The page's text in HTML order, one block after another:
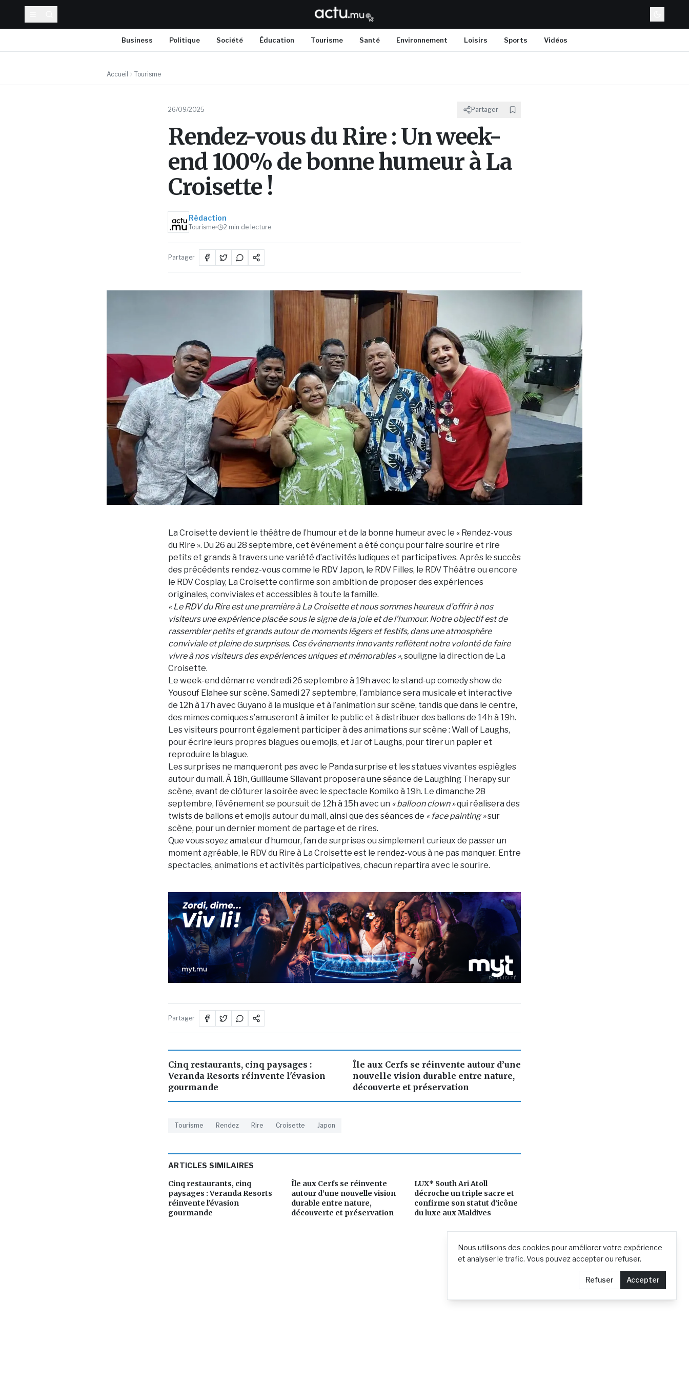
Business Politique Société Éducation Tourisme Santé Environnement Loisirs Sports Vidéos
Nous utilisons des cookies pour améliorer votre expérience
et analyser le trafic. Vous pouvez accepter ou refuser.
Refuser Accepter
Accueil Tourisme
26/09/2025 Partager
Rendez-vous du Rire : Un week-
end 100% de bonne humeur à La
Croisette !
Rédaction
Tourisme 2 min de lecture
Partager
La Croisette devient le théâtre de l’humour et de la bonne humeur avec le « Rendez-vous
du Rire ». Du 26 au 28 septembre, cet événement a été conçu pour faire sourire et rire
petits et grands à travers une variété d’activités ludiques et participatives. Après le succès
des précédents rendez-vous comme le RDV Japon, le RDV Filles, le RDV Théâtre ou encore
le RDV Cosplay, La Croisette confirme son ambition de proposer des expériences
originales, conviviales et accessibles à toute la famille.
« Le RDV du Rire est une première à La Croisette et nous sommes heureux d’offrir à nos
visiteurs une expérience placée sous le signe de la joie et de l’humour. Notre objectif est de
rassembler petits et grands autour de moments légers et festifs, dans une atmosphère
conviviale et pleine de surprises. Ces événements innovants reflètent notre volonté de faire
vivre à nos visiteurs des expériences uniques et mémorables »,souligne la direction de La
Croisette.
Le week-end démarre vendredi 26 septembre à 19h avec le stand-up comedy show de
Yousouf Elahee sur scène. Samedi 27 septembre, l’ambiance sera musicale et interactive
de 12h à 17h avec Guyano à la musique et à l’animation sur scène, tandis que dans le centre,
des mimes comiques s’amuseront à imiter le public et à distribuer des ballons de 14h à 19h.
Les visiteurs pourront également participer à des animations sur scène : Wall of Laughs,
pour écrire leurs propres blagues ou emojis, et Jar of Laughs, pour tirer un papier et
reproduire la blague.
Les surprises ne manqueront pas avec le Panda surprise et les statues vivantes espiègles
autour du mall. À 18h, Guillaume Silavant proposera une séance de Laughing Therapy sur
scène, avant de clôturer la soirée avec le spectacle Komiko à 19h. Le dimanche 28
septembre, l’événement se poursuit de 12h à 15h avec un « balloon clown »qui réalisera des
twists de ballons et emojis autour du mall, ainsi que des séances de « face painting »sur
scène, pour un dernier moment de partage et de rires.
Que vous soyez amateur d’humour, fan de surprises ou simplement curieux de passer un
moment agréable, le RDV du Rire à La Croisette est le rendez-vous à ne pas manquer. Entre
spectacles, animations et activités participatives, chacun repartira avec le sourire.
PUBLICITÉ
Partager
Cinq restaurants, cinq paysages :
Veranda Resorts réinvente l'évasion
gourmande
Île aux Cerfs se réinvente autour d’une
nouvelle vision durable entre nature,
découverte et préservation
Tourisme Rendez Rire Croisette Japon
ARTICLES SIMILAIRES
Cinq restaurants, cinq
paysages : Veranda Resorts
réinvente l'évasion
gourmande
Île aux Cerfs se réinvente
autour d’une nouvelle vision
durable entre nature,
découverte et préservation
LUX* South Ari Atoll
décroche un triple sacre et
confirme son statut d’icône
du luxe aux Maldives